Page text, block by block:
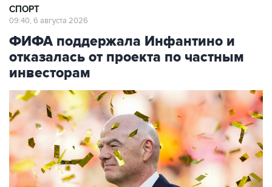
СПОРТ
09:40, 6 августа 2026
ФИФА поддержала Инфантино и
отказалась от проекта по частным
инвесторам